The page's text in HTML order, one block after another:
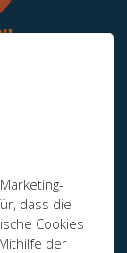
dass die
Cookies
der